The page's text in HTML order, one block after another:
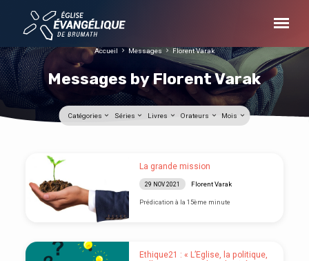
Messages by Florent Varak
Accueil Messages Florent Varak
Catégories Séries Livres Orateurs Mois
Messages
by
Florent
Varak
La grande mission
29 NOV 2021 Florent Varak
Prédication à la 15ème minute
Ethique21 : « L’Eglise, la politique,